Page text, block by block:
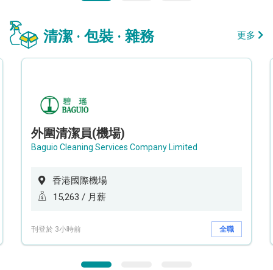
清潔 · 包裝 · 雜務 更多
外圍清潔員(機場)
Baguio Cleaning Services Company Limited
香港國際機場
15,263 / 月薪
刊登於 3小時前 全職